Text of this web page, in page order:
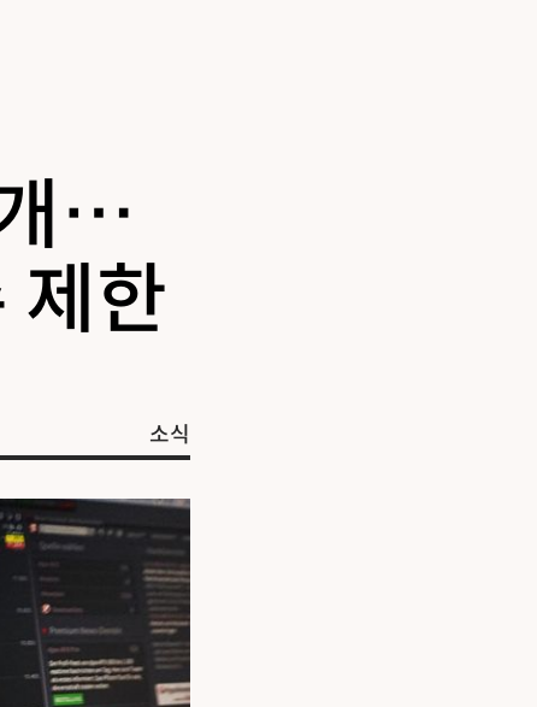
…
제한
소식